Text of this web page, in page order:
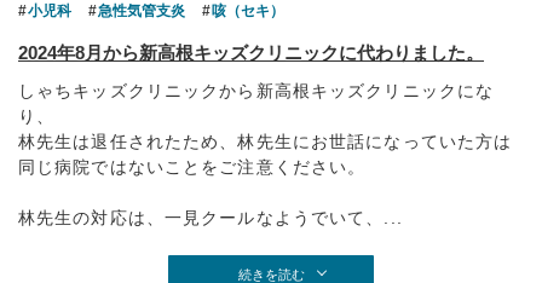
小児科 急性気管支炎 咳（セキ）
2024年8月から新高根キッズクリニックに代わりました。
しゃちキッズクリニックから新高根キッズクリニックにな
り、
林先生は退任されたため、林先生にお世話になっていた方は
同じ病院ではないことをご注意ください。
林先生の対応は、一見クールなようでいて、...
続きを読む